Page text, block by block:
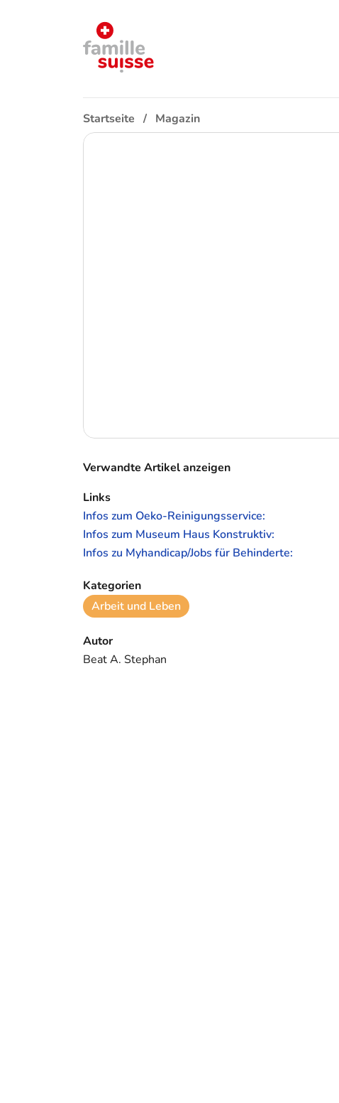
Startseite Magazin
Verwandte Artikel anzeigen
Links
Infos zum Oeko-Reinigungsservice:
Infos zum Museum Haus Konstruktiv:
Infos zu Myhandicap/Jobs für Behinderte:
Kategorien
Arbeit und Leben
Autor
Beat A. Stephan